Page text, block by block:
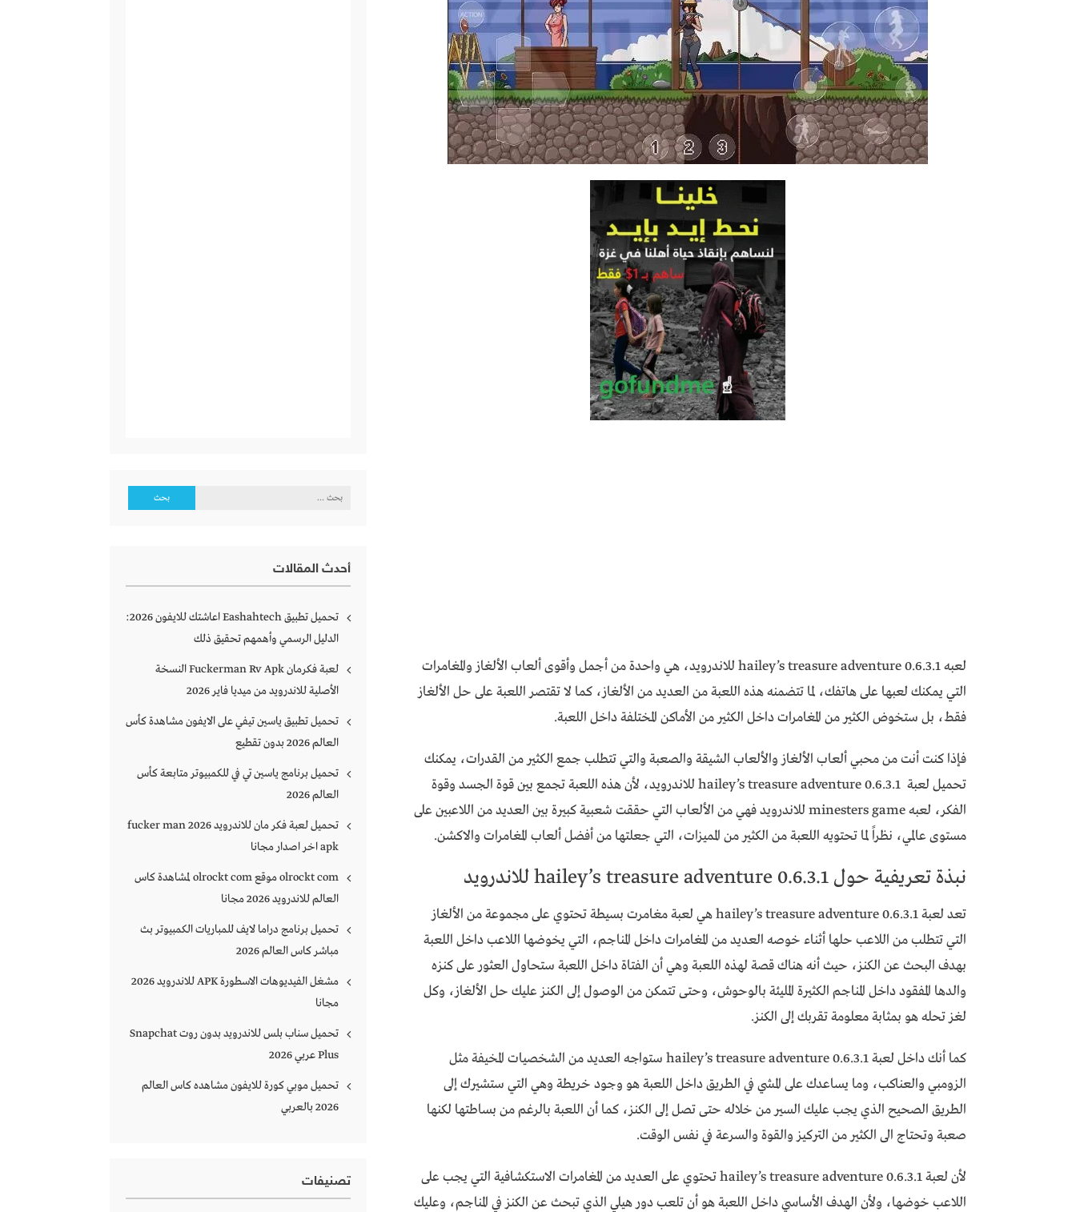
لعبه hailey’s treasure adventure 0.6.3.1 للاندرويد، هي واحدة من أجمل وأقوى ألعاب الألغاز والمغامرات
التي يمكنك لعبها على هاتفك، لما تتضمنه هذه اللعبة من العديد من الألغاز، كما لا تقتصر اللعبة على حل الألغاز
فقط، بل ستخوض الكثير من المغامرات داخل الكثير من الأماكن المختلفة داخل اللعبة.
فإذا كنت أنت من محبي ألعاب الألغاز والألعاب الشيقة والصعبة والتي تتطلب جمع الكثير من القدرات، يمكنك
تحميل لعبة hailey’s treasure adventure 0.6.3.1 للاندرويد، لأن هذه اللعبة تجمع بين قوة الجسد وقوة
الفكر، لعبه minesters game للاندرويد فهي من الألعاب التي حققت شعبية كبيرة بين العديد من اللاعبين على
مستوى عالمي، نظراً لما تحتويه اللعبة من الكثير من المميزات، التي جعلتها من أفضل ألعاب المغامرات والاكشن.
نبذة تعريفية حول hailey’s treasure adventure 0.6.3.1 للاندرويد
تعد لعبة hailey’s treasure adventure 0.6.3.1 هي لعبة مغامرت بسيطة تحتوي على مجموعة من الألغاز
التي تتطلب من اللاعب حلها أثناء خوصه العديد من المغامرات داخل المناجم، التي يخوضها اللاعب داخل اللعبة
بهدف البحث عن الكنز، حيث أنه هناك قصة لهذه اللعبة وهي أن الفتاة داخل اللعبة ستحاول العثور على كنزه
والدها المفقود داخل المناجم الكثيرة المليئة بالوحوش، وحتى تتمكن من الوصول إلى الكنز عليك حل الألغاز، وكل
لغز تحله هو بمثابة معلومة تقربك إلى الكنز.
كما أنك داخل لعبة hailey’s treasure adventure 0.6.3.1 ستواجه العديد من الشخصيات المخيفة مثل
الزومبي والعناكب، وما يساعدك على المشي في الطريق داخل اللعبة هو وجود خريطة وهي التي ستشيرك إلى
الطريق الصحيح الذي يجب عليك السير من خلاله حتى تصل إلى الكنز، كما أن اللعبة بالرغم من بساطتها لكنها
صعبة وتحتاج الى الكثير من التركيز والقوة والسرعة في نفس الوقت.
لأن لعبة hailey’s treasure adventure 0.6.3.1 تحتوي على العديد من المغامرات الاستكشافية التي يجب على
اللاعب خوضها، ولأن الهدف الأساسي داخل اللعبة هو أن تلعب دور هيلي الذي تبحث عن الكنز في المناجم، وعليك
البحث
أحدث المقالات
تحميل تطبيق Eashahtech اعاشتك للايفون 2026:
الدليل الرسمي وأهمهم تحقيق ذلك
لعبة فكرمان Fuckerman Rv Apk النسخة
الأصلية للاندرويد من ميديا فاير 2026
تحميل تطبيق ياسين تيفي على الايفون مشاهدة كأس
العالم 2026 بدون تقطيع
تحميل برنامج ياسين تي في للكمبيوتر متابعة كأس
العالم 2026
تحميل لعبة فكر مان للاندرويد 2026 fucker man
apk اخر اصدار مجانا
olrockt com موقع olrockt com لمشاهدة كاس
العالم للاندرويد 2026 مجانا
تحميل برنامج دراما لايف للمباريات الكمبيوتر بث
مباشر كاس العالم 2026
مشغل الفيديوهات الاسطورة APK للاندرويد 2026
مجانا
تحميل سناب بلس للاندرويد بدون روت Snapchat
Plus‏ عربي 2026
تحميل موبي كورة للايفون مشاهده كاس العالم
2026 بالعربي
تصنيفات